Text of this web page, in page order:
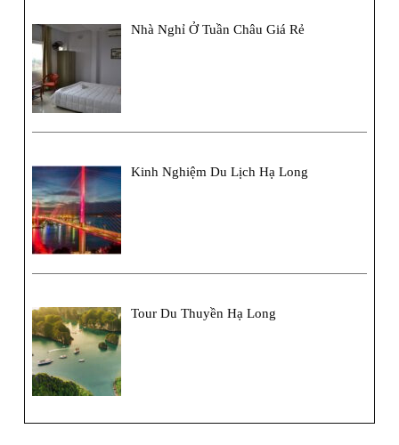
Nhà Nghỉ Ở Tuần Châu Giá Rẻ
Kinh Nghiệm Du Lịch Hạ Long
Tour Du Thuyền Hạ Long